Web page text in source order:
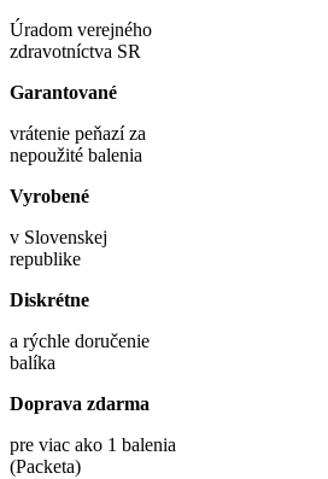
Úradom verejného
zdravotníctva SR
Garantované
vrátenie peňazí za
nepoužité balenia
Vyrobené
v Slovenskej
republike
Diskrétne
a rýchle doručenie
balíka
Doprava zdarma
pre viac ako 1 balenia
(Packeta)